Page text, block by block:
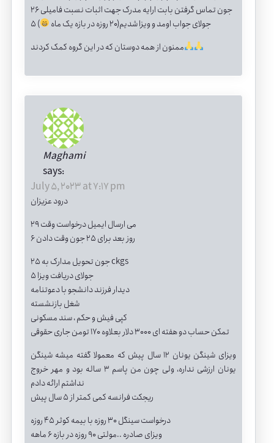
۲۶ جون تماس گرفتن بابت ارایه مدرک جهت اثبات نسبت فامیلی
۵ جولای جواب اومد و ویزا شدیم(۲۰ روزه در بازه یک ماه
)
ممنون از همه دوستان که در این گروه کمک کردند
Maghami
says:
July 5, 2023 at 7:17 pm
درود عزیزان
29 می ارسال ایمیل درخواست وقت
6 روز بعد برای 25 جون وقت دادن
25 جون تحویل مدارک به ckgs
5 جولای دریافت ویزا
دیدار فرزند دانشجو با دعوتنامه
شغل بازنشسته
کپی فیش و حکم ، سند مسکونی
تمکن حساب دو هفته ای 3000 دلار بعلاوه 170 تومن جاری حقوقی
ویزای شینگن یونان 12 سال پیش که معمولا گفته میشه شینگن
یونان ارزشی نداره، ولی چون من پاسم 3 ساله بود و مهر خروج
نداشتم ارائه دادم
ریجکت فرانسه کمی کمتر از 5 سال پیش
درخواست سینگل 30 روزه با بیمه کوثر 45 روزه
ویزای صادره ..مولتی 90 روزه در بازه 6 ماهه